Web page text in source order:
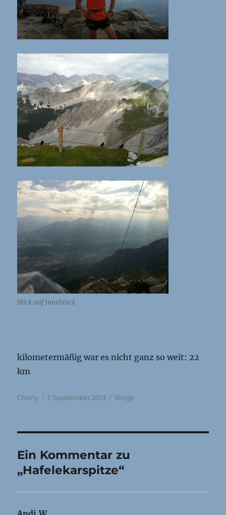
Blick auf Innsbruck
kilometermäßig war es nicht ganz so weit: 22
km
Autor
Charly
Veröffentlicht
1. September 2013 Kategorien
Blogs
Ein Kommentar zu
„Hafelekarspitze“